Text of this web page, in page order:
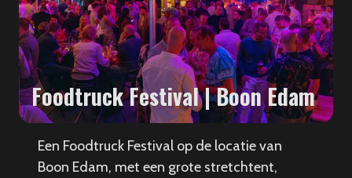
Foodtruck Festival | Boon Edam
Een Foodtruck Festival op de locatie van
Boon Edam, met een grote stretchtent,